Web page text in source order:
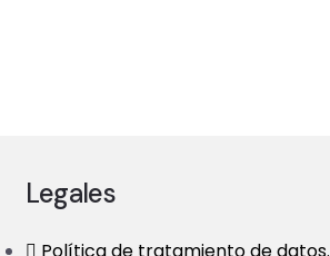
Legales
Política de tratamiento de datos.